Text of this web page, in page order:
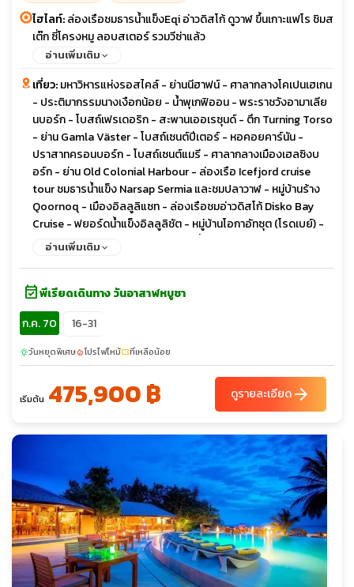
ไฮไลท์:ล่องเรือชมธารน้ำแข็งEqi อ่าวดิสโก้ ดูวาฬ ขึ้นเกาะแฟโร ชิมส
เต๊ก ซี่โครงหมู ลอบสเตอร์ รวมวีซ่าแล้ว
อ่านเพิ่มเติม
เที่ยว:มหาวิหารแห่งรอสไคล์ - ย่านนีฮาฟน์ - ศาลากลางโคเปนเฮเกน
- ประติมากรรมนางเงือกน้อย - น้ำพุเกฟิออน - พระราชวังอามาเลีย
นบอร์ก - โบสถ์เฟรเดอริก - สะพานเออเรซุนด์ - ตึก Turning Torso
- ย่าน Gamla Väster - โบสถ์เซนต์ปีเตอร์ - หอคอยคาร์นัน -
ปราสาทครอนบอร์ก - โบสถ์เซนต์แมรี - ศาลากลางเมืองเฮลซิงบ
อร์ก - ย่าน Old Colonial Harbour - ล่องเรือ Icefjord cruise
tour ชมธารน้ำแข็ง Narsap Sermia และชมปลาวาฬ - หมู่บ้านร้าง
Qoornoq - เมืองอิลลูลิแซท - ล่องเรือชมอ่าวดิสโก้ Disko Bay
Cruise - ฟยอร์ดน้ำแข็งอิลลูลิชัต - หมู่บ้านโอกาอัทซุต (โรดเบย์) -
จุดประวัติศาสตร์เซอเมอร์มิอูท - ธารน้ำแข็งอิลลูลิสแซท ไอช์ฟ
จุดชมวิว Risin og Kellingin - หมู่บ้านจอร์กฟ - จุดชมวิวฟุนนิงเกอร์
- ภูเขาสเลตตาราตินดู - ย่านทิงกาเนส - เกาะไมกิเนส - ยอดเขาคนู
เกอร์ - หมู่บ้านไมกินส์ - จุดชมอาณานิคมนกพัฟฟิน - ประภา
คารไมกิเนสฮอลเมอร์ - จุดชมวิวโทรลล์โคนูฟิงเกอร์ - จุดชมวิวเทร
ลานิปา - ล่องเรือ RIB BOAT สู่เกาะเฮสตูร์ - ถ้ำทะเล
Klæmintsgjógv - ถ้ำ Alvagjogv - หมู่บ้านเคิร์กยูเบอร์ - โบสถ์หิน
โอลาฟสคิร์กยัน - ซากปรักหักพังมหาวิหารแมกนัส - หมู่บ้านซัคซุน -
อ่านเพิ่มเติม
event_availableพีเรียดเดินทาง วันอาสาฬหบูชา
ก.ค. 70
16-31
sunnyวันหยุดพิเศษlocal_fire_departmentโปรไฟไหม้confirmation_numberที่เหลือน้อย
เริ่มต้น 475,900 ฿ ดูรายละเอียดarrow_forward